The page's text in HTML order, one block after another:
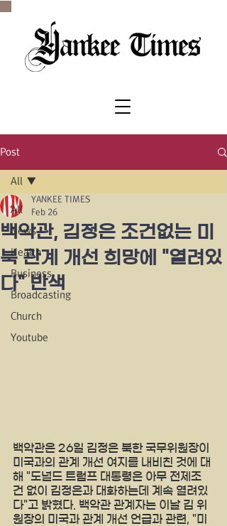
Post
All
News
Health
Business
Broadcasting
Church
Youtube
All
백악관, 김정은 조건없는 미
북 관계 개선 희망에 "열려있
다" 반색
YANKEE TIMES
Feb 26
백악관은 26일 김정은 북한 국무위원장이
미국과의 관계 개선 여지를 내비친 것에 대
해 "도널드 트럼프 대통령은 아무 전제조
건 없이 김정은과 대화하는데 계속 열려있
다"고 밝혔다. 백악관 관계자는 이날 김 위
원장의 미국과 관계 개선 언급과 관련, "미